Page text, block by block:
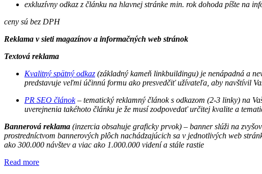
exkluzívny odkaz z článku na hlavnej stránke min. rok dohoda píšte na
ceny sú bez DPH
Reklama v sieti magazínov a informačných web stránok
Textová reklama
Kvalitný spätný odkaz (základný kameň linkbuildingu) je nenápadná a
predstavuje veľmi účinnú formu ako presvedčiť užívateľa, aby navštívil
PR SEO článok– tematický reklamný článok s odkazom (2-3 linky) na
uverejnenia takéhoto článku je že musí zodpovedať určitej kvalite a
Bannerová reklama (inzercia obsahuje graficky prvok) – banner slúži na
prostredníctvom bannerových plôch nachádzajúcich sa v jednotlivých web
ako 300.000 návštev a viac ako 1.000.000 videní a stále rastie
Read more